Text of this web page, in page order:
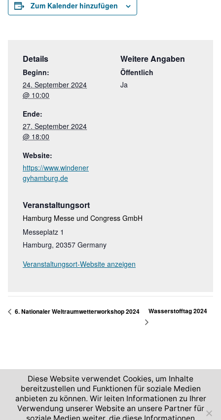
Zum Kalender hinzufügen
Details
Beginn:
24. September 2024
@ 10:00
Ende:
27. September 2024
@ 18:00
Website:
https://www.windener
gyhamburg.de
Veranstaltungsort
Hamburg Messe und Congress GmbH
Messeplatz 1
Hamburg, 20357 Germany
Veranstaltungsort-Website anzeigen
Weitere Angaben
Öffentlich
Ja
6. Nationaler Weltraumwetterworkshop 2024 Wasserstofftag 2024
2026 © Deutsches Zentrum für Luft- und Raumfahrt
Diese Website verwendet Cookies, um Inhalte
bereitzustellen und Funktionen für soziale Medien
anbieten zu können. Wir leiten Informationen zu Ihrer
Verwendung unserer Website an unsere Partner für